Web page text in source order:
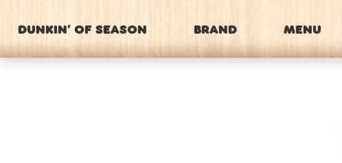
DUNKIN’ OF SEASON BRAND MENU